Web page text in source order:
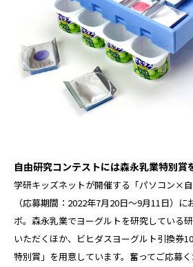
自由研究コンテストには森永乳業特別賞
学研キッズネットが開催する「パソコン×自
（応募期間：2022年7月20日〜9月11日）
ボ。森永乳業でヨーグルトを研究している
いただくほか、ビヒダスヨーグルト引換券
特別賞」を用意しています。奮ってご応募く